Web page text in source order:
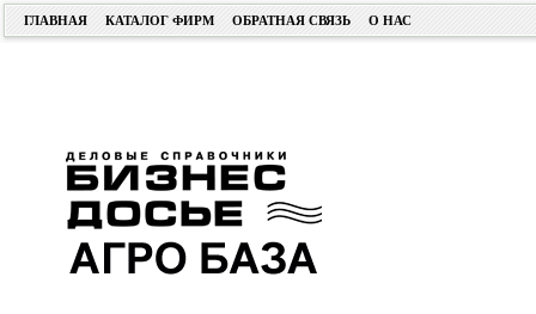
ГЛАВНАЯ КАТАЛОГ ФИРМ ОБРАТНАЯ СВЯЗЬ О НАС